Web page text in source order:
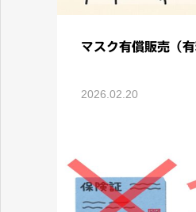
マスク有償販売（
2026.02.20